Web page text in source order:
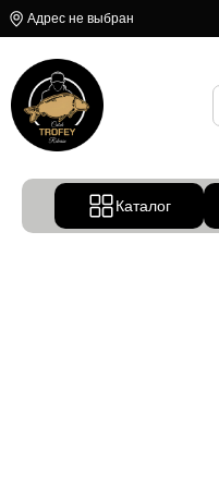
Адрес не выбран
Каталог